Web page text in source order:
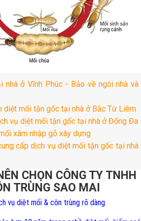
nhà ở Vĩnh Phúc - Bảo về ngôi nhà và
diệt mối tận gốc tại nhà ở Bắc Từ Liêm
vụ diệt mối tận gốc tại nhà ở Đống Đa
xâm nhập gỗ xây dựng
cấp dịch vụ diệt mối tận gốc tại nhà
CHỌN CÔNG TY TNHH
TRÙNG SAO MAI
vụ diệt mối & côn trùng rõ dàng.